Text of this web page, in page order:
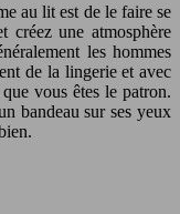
au lit est de le faire se
créez une atmosphère
les hommes
de la lingerie et avec
vous êtes le patron.
bandeau sur ses yeux